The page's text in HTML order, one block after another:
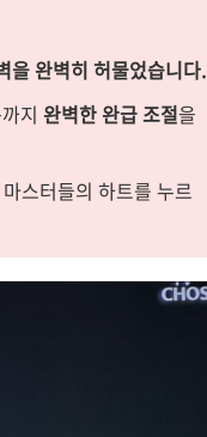
을 완벽히 허물었습니다.
지 완벽한 완급 조절을
스터들의 하트를 누르